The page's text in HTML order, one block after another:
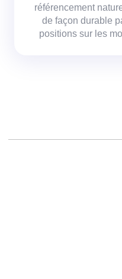
référencement
de façon durable
positions sur les